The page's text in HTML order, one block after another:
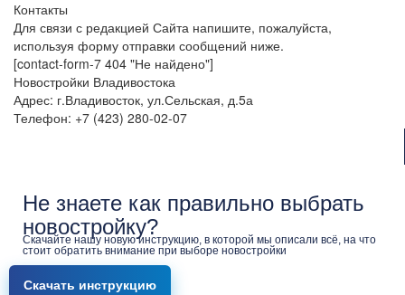
Контакты
Для связи с редакцией Сайта напишите, пожалуйста,
используя форму отправки сообщений ниже.
[contact-form-7 404 "Не найдено"]
Новостройки Владивостока
Адрес: г.Владивосток, ул.Сельская, д.5а
Телефон: +7 (423) 280-02-07
Не знаете как правильно выбрать
новостройку?
Скачайте нашу новую инструкцию, в которой мы описали всё, на что
стоит обратить внимание при выборе новостройки
Скачать инструкцию